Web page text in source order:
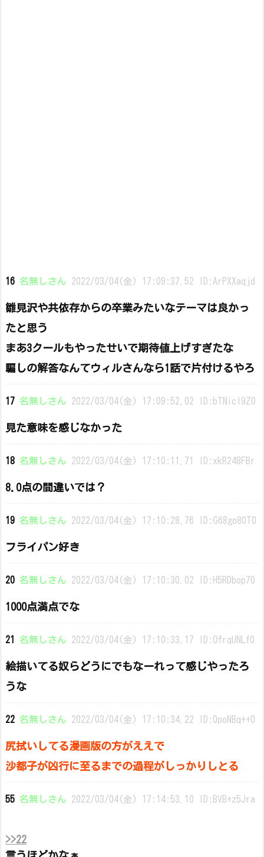
16 名無しさん 2022/03/04(金) 17:09:37.52 ID:ArPXXaqjd
雛見沢や共依存からの卒業みたいなテーマは良かっ
たと思う
まあ3クールもやったせいで期待値上げすぎたな
騙しの解答なんてウィルさんなら1話で片付けるやろ
17 名無しさん 2022/03/04(金) 17:09:52.02 ID:bTNicI9Z0
見た意味を感じなかった
18 名無しさん 2022/03/04(金) 17:10:11.71 ID:xkR248FBr
8.0点の間違いでは？
19 名無しさん 2022/03/04(金) 17:10:28.76 ID:G68go80T0
フライパン好き
20 名無しさん 2022/03/04(金) 17:10:30.02 ID:H5RDbop70
1000点満点でな
21 名無しさん 2022/03/04(金) 17:10:33.17 ID:OfrqUNLf0
絵描いてる奴らどうにでもなーれって感じやったろ
うな
22 名無しさん 2022/03/04(金) 17:10:34.22 ID:0poNBq++0
尻拭いしてる漫画版の方がええで
沙都子が凶行に至るまでの過程がしっかりしとる
55 名無しさん 2022/03/04(金) 17:14:53.10 ID:BVB+z5Jra
>>22